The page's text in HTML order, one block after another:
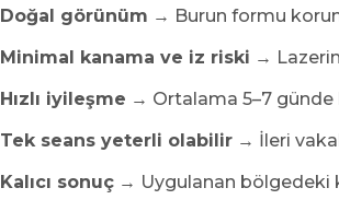
Doğal görünüm → Burun formu
Minimal kanama ve iz riski →
Hızlı iyileşme → Ortalama 5–7
Tek seans yeterli olabilir→ İleri
Kalıcı sonuç→ Uygulanan bölgedeki